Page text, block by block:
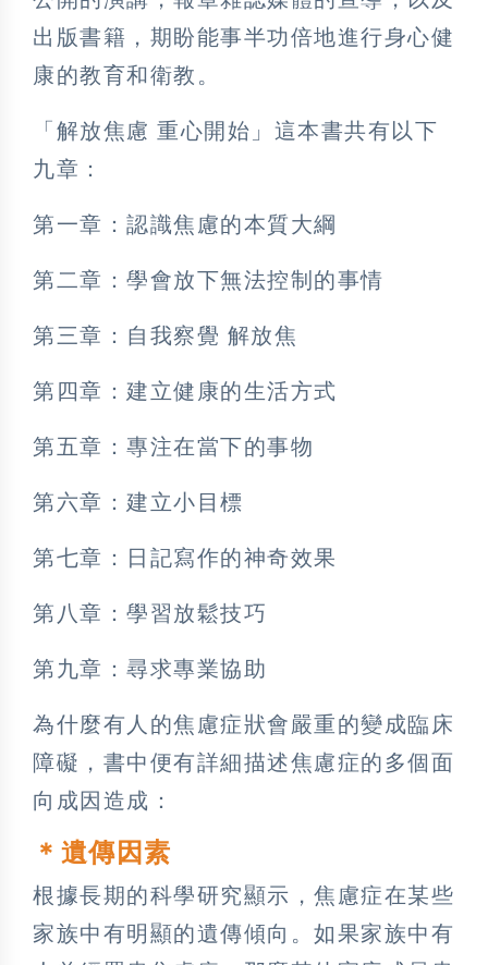
出版書籍，期盼能事半功倍地進行身心健
康的教育和衛教。
「解放焦慮 重心開始」這本書共有以下
九章：
第一章：認識焦慮的本質大綱
第二章：學會放下無法控制的事情
第三章：自我察覺 解放焦
第四章：建立健康的生活方式
第五章：專注在當下的事物
第六章：建立小目標
第七章：日記寫作的神奇效果
第八章：學習放鬆技巧
第九章：尋求專業協助
為什麼有人的焦慮症狀會嚴重的變成臨床
障礙，書中便有詳細描述焦慮症的多個面
向成因造成：
＊遺傳因素
根據長期的科學研究顯示，焦慮症在某些
家族中有明顯的遺傳傾向。如果家族中有